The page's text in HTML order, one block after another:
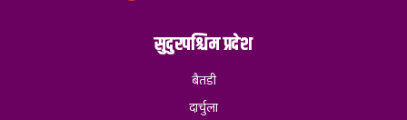
सुदुरपश्चिम प्रदेश
बैतडी
दार्चुला